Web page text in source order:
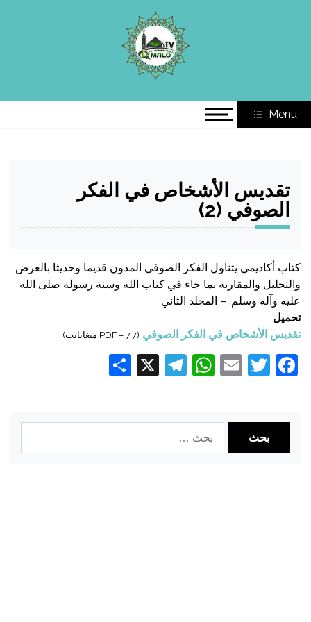
الموقع الرسمي للشيخ د. محمد
أحمد لوح
أ.د. محمد أحمد لوح
Menu
تقديس الأشخاص في الفكر
الصوفي (2)
كتاب أكاديمي يتناول الفكر الصوفي المدون قديما وحديثا بالعرض
والتحليل والمقارنة بما جاء في كتاب الله وسنة رسوله صلى الله
عليه وآله وسلم. – المجلد الثاني
تحميل
تقديس الأشخاص في الفكر الصوفي (PDF – 7.7 ميغابايت)
Facebook
Twitter
Email
WhatsApp
Telegram
X
عن: